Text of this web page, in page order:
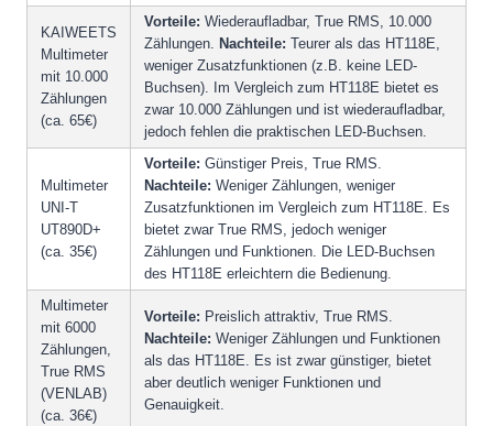
KAIWEETS
Multimeter
mit 10.000
Zählungen
(ca. 65€)
Vorteile: Wiederaufladbar, True RMS, 10.000
Zählungen. Nachteile: Teurer als das HT118E,
weniger Zusatzfunktionen (z.B. keine LED-
Buchsen). Im Vergleich zum HT118E bietet es
zwar 10.000 Zählungen und ist wiederaufladbar,
jedoch fehlen die praktischen LED-Buchsen.
Multimeter
UNI-T
UT890D+
(ca. 35€)
Vorteile: Günstiger Preis, True RMS.
Nachteile: Weniger Zählungen, weniger
Zusatzfunktionen im Vergleich zum HT118E. Es
bietet zwar True RMS, jedoch weniger
Zählungen und Funktionen. Die LED-Buchsen
des HT118E erleichtern die Bedienung.
Multimeter
mit 6000
Zählungen,
True RMS
(VENLAB)
(ca. 36€)
Vorteile: Preislich attraktiv, True RMS.
Nachteile: Weniger Zählungen und Funktionen
als das HT118E. Es ist zwar günstiger, bietet
aber deutlich weniger Funktionen und
Genauigkeit.